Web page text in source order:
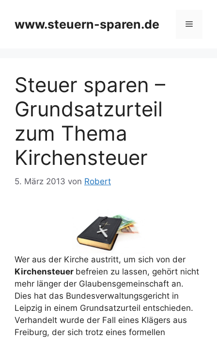
springen
www.steuern-sparen.de Menü
Steuer sparen –
Grundsatzurteil
zum Thema
Kirchensteuer
5. März 2013 von Robert
Wer aus der Kirche austritt, um sich von der
Kirchensteuer befreien zu lassen, gehört nicht
mehr länger der Glaubensgemeinschaft an.
Dies hat das Bundesverwaltungsgericht in
Leipzig in einem Grundsatzurteil entschieden.
Verhandelt wurde der Fall eines Klägers aus
Freiburg, der sich trotz eines formellen